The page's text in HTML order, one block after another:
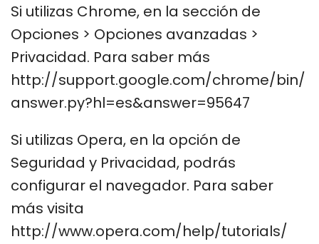
Si utilizas Chrome, en la sección de
Opciones > Opciones avanzadas >
Privacidad. Para saber más
http://support.google.com/chrome/bin/
answer.py?hl=es&answer=95647
Si utilizas Opera, en la opción de
Seguridad y Privacidad, podrás
configurar el navegador. Para saber
más visita
http://www.opera.com/help/tutorials/